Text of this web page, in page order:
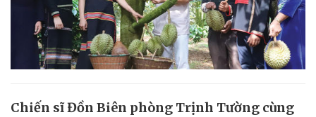
Chiến sĩ Đồn Biên phòng Trịnh Tường cùng